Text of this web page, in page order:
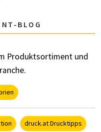
BLOG
Produktsortiment und
druck.at Drucktipps